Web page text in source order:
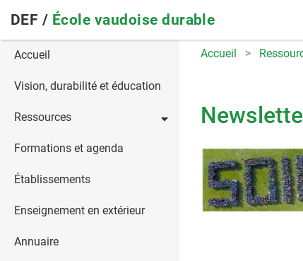
main
navigation
DEF / École vaudoise durable
Main
navigation
Accueil
Vision, durabilité et éducation
Ressources
Formations et agenda
Établissements
Enseignement en extérieur
Annuaire
Accueil